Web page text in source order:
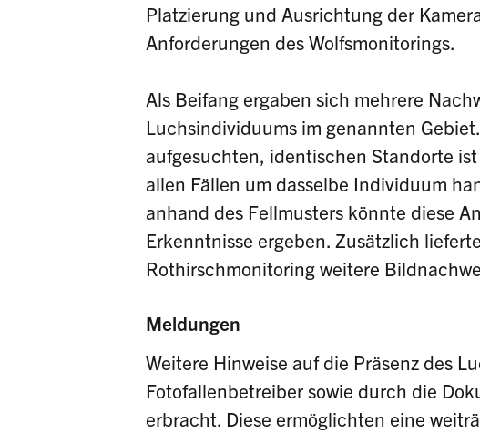
Platzierung und Ausrichtung der
Anforderungen des Wolfsmonitorings.
Als Beifang ergaben sich mehrere
Luchsindividuums im genannten
aufgesuchten, identischen Standorte
allen Fällen um dasselbe Individuum
anhand des Fellmusters könnte diese
Erkenntnisse ergeben. Zusätzlich
Rothirschmonitoring weitere
Meldungen
Weitere Hinweise auf die Präsenz des
Fotofallenbetreiber sowie durch die
erbracht. Diese ermöglichten eine